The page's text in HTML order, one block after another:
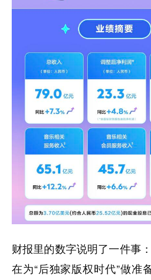
财报里的数字说明了一件事
在为“后独家版权时代”做准